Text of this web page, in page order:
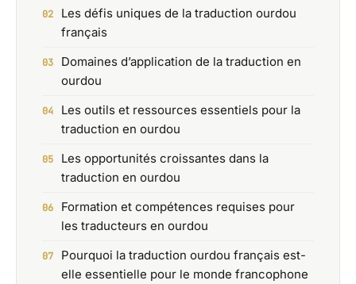
Les défis uniques de la traduction ourdou
français
Domaines d’application de la traduction en
ourdou
Les outils et ressources essentiels pour la
traduction en ourdou
Les opportunités croissantes dans la
traduction en ourdou
Formation et compétences requises pour
les traducteurs en ourdou
Pourquoi la traduction ourdou français est-
elle essentielle pour le monde francophone